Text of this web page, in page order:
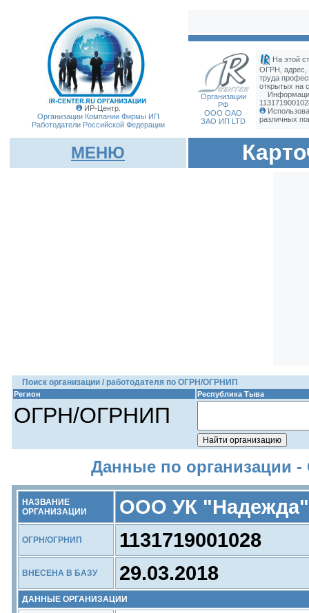
ИР-Центр.
Организации Компании Фирмы ИП
Работодатели Российской Федерации
Организации
РФ
ООО ОАО
ЗАО ИП LTD
На этой
ОГРН, адрес,
труда
открытых на
различных
МЕНЮ
Поиск организации / работодателя по ОГРН/ОГРНИП
Регион Республика Тыва
ОГРН/ОГРНИП
Данные по организации
НАЗВАНИЕ
ОРГАНИЗАЦИИ
ООО УК "Надежда"
ОГРН/ОГРНИП 1131719001028
ВНЕСЕНА В БАЗУ 29.03.2018
ДАННЫЕ ОРГАНИЗАЦИИ